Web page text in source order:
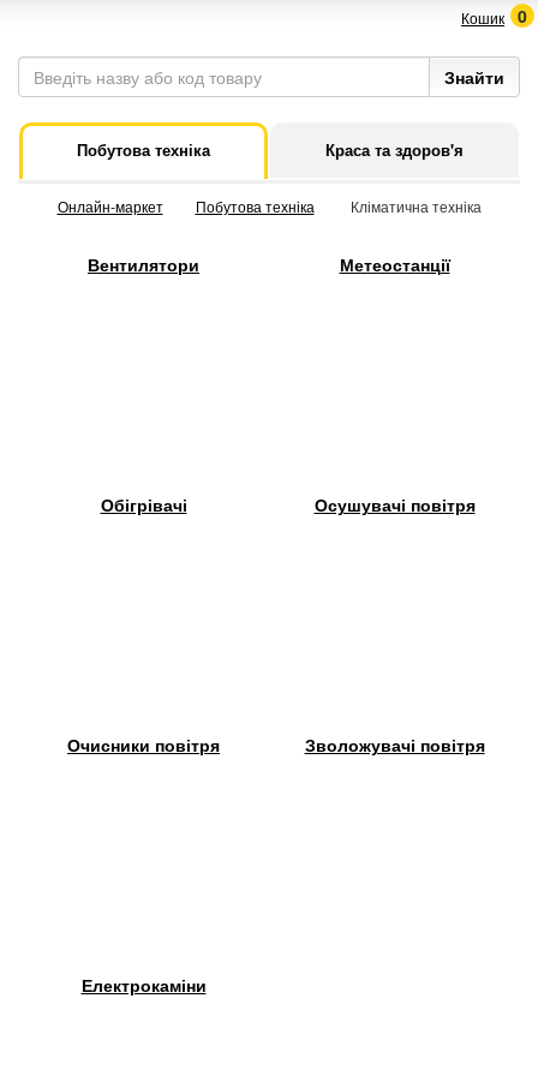
Кошик 0
Побутова техніка Краса та здоров'я
Онлайн-маркет Побутова техніка Кліматична техніка
Вентилятори Метеостанції
Обігрівачі Осушувачі повітря
Очисники повітря Зволожувачі повітря
Електрокаміни